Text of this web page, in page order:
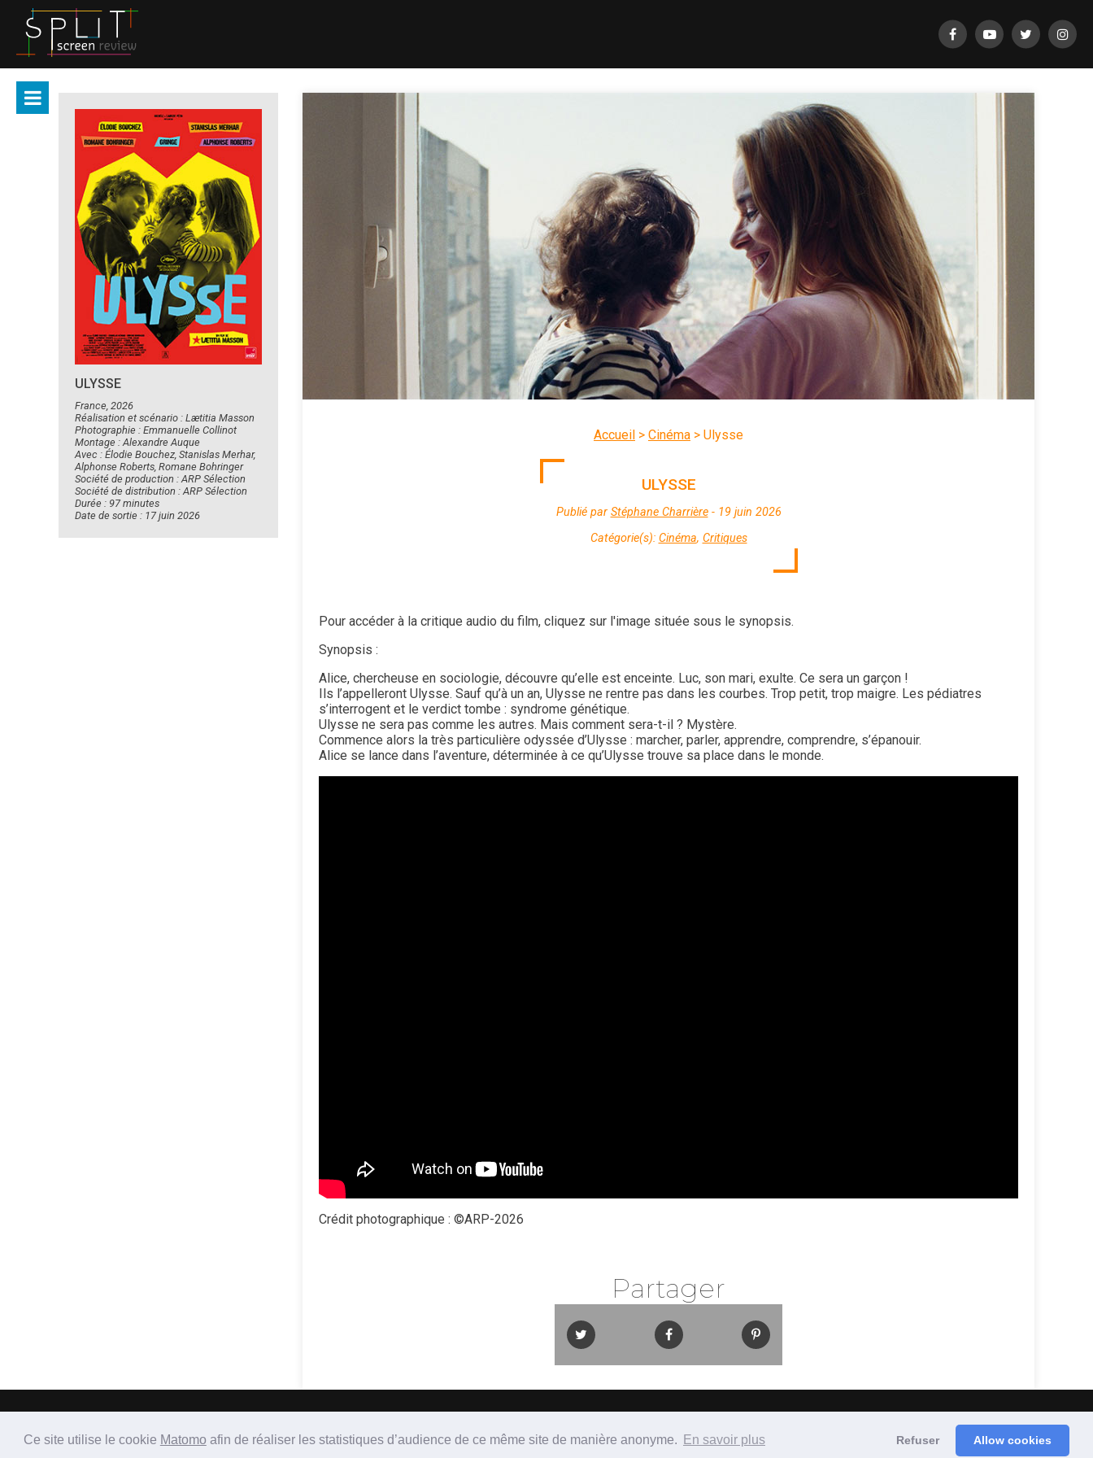
Ce site utilise le cookie Matomoafin de réaliser les statistiques d’audience de ce même site de manière anonyme. En savoir plus Refuser Allow cookies
ULYSSE
France, 2026
Réalisation et scénario : Lætitia Masson
Photographie : Emmanuelle Collinot
Montage : Alexandre Auque
Avec : Élodie Bouchez, Stanislas Merhar,
Alphonse Roberts, Romane Bohringer
Société de production : ARP Sélection
Société de distribution : ARP Sélection
Durée : 97 minutes
Date de sortie : 17 juin 2026
Accueil > Cinéma > Ulysse
ULYSSE
Publié par Stéphane Charrière- 19 juin 2026
Catégorie(s): Cinéma, Critiques
Pour accéder à la critique audio du film, cliquez sur l'image située sous le synopsis.
Synopsis :
Alice, chercheuse en sociologie, découvre qu’elle est enceinte. Luc, son mari, exulte. Ce sera un garçon !
Ils l’appelleront Ulysse. Sauf qu’à un an, Ulysse ne rentre pas dans les courbes. Trop petit, trop maigre. Les pédiatres
s’interrogent et le verdict tombe : syndrome génétique.
Ulysse ne sera pas comme les autres. Mais comment sera-t-il ? Mystère.
Commence alors la très particulière odyssée d’Ulysse : marcher, parler, apprendre, comprendre, s’épanouir.
Alice se lance dans l’aventure, déterminée à ce qu’Ulysse trouve sa place dans le monde.
Crédit photographique : ©ARP-2026
Partager
Mentions légales